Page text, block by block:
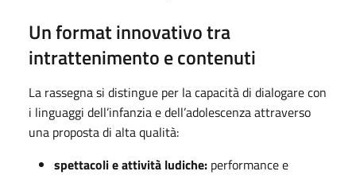
Un format innovativo tra
intrattenimento e contenuti
La rassegna si distingue per la capacità di dialogare con
i linguaggi dell’infanzia e dell’adolescenza attraverso
una proposta di alta qualità:
spettacoli e attività ludiche: performance e